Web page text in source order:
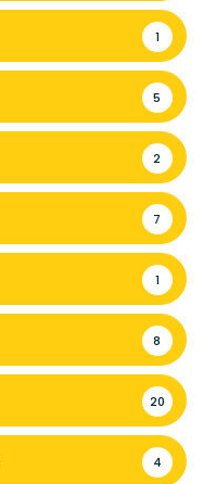
1
5
2
7
1
8
20
4